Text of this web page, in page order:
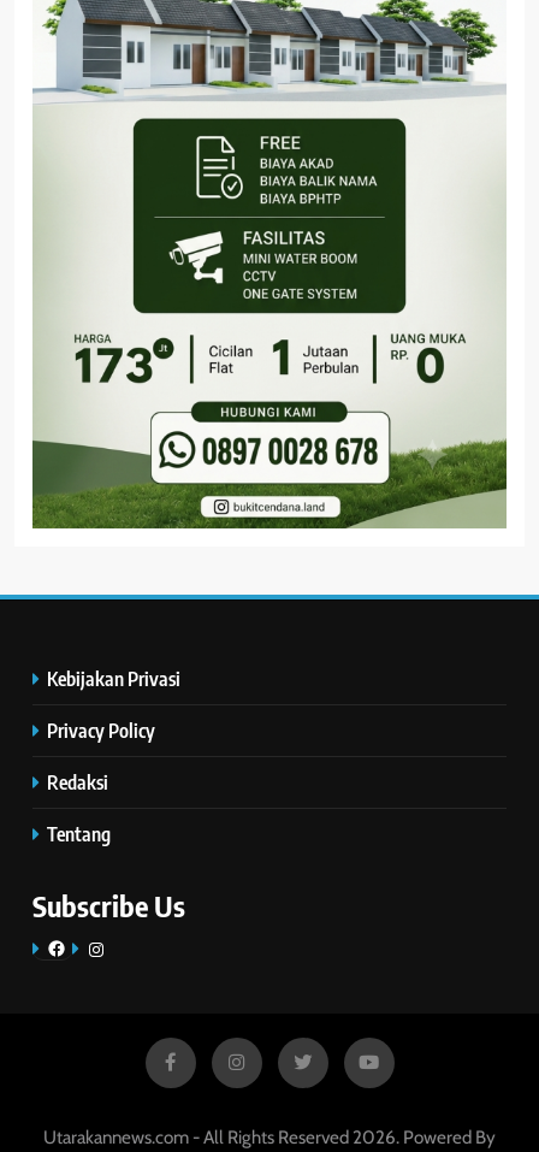
Kebijakan Privasi
Privacy Policy
Redaksi
Tentang
Subscribe Us
FacebookInstagram
Utarakannews.com - All Rights Reserved 2026. Powered By